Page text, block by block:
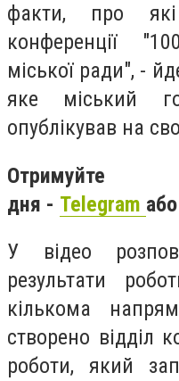
факти, про
конференції
міської ради", -
яке міський
опублікував на
Отримуйте
дня - Telegram або
У відео
результати
кількома
створено відділ
роботи, який